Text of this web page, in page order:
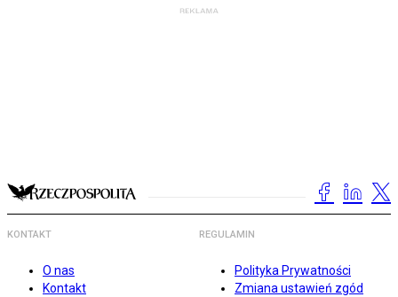
KONTAKT
O nas
Kontakt
REGULAMIN
Polityka Prywatności
Zmiana ustawień zgód